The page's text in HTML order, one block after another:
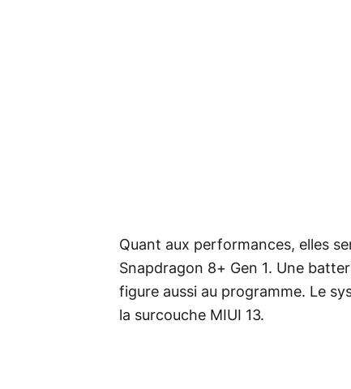
Quant aux performances, elles
Snapdragon 8+ Gen 1. Une
figure aussi au programme. Le
la surcouche MIUI 13.